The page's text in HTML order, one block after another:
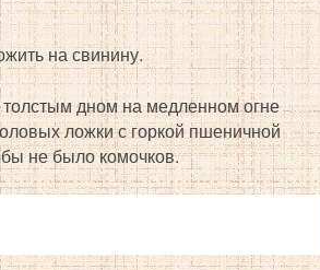
на свинину.
толстым дном на медленном огне
ложки с горкой пшеничной
не было комочков.